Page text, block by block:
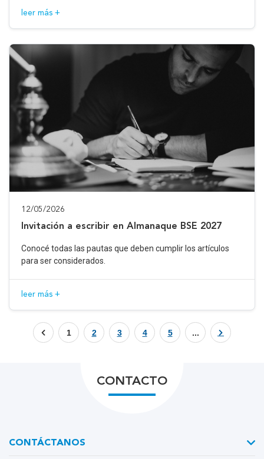
leer más +
12/05/2026
Invitación a escribir en Almanaque BSE 2027
Conocé todas las pautas que deben cumplir los artículos
para ser considerados.
leer más +
1 2 3 4 5 ...
CONTACTO
CONTÁCTANOS